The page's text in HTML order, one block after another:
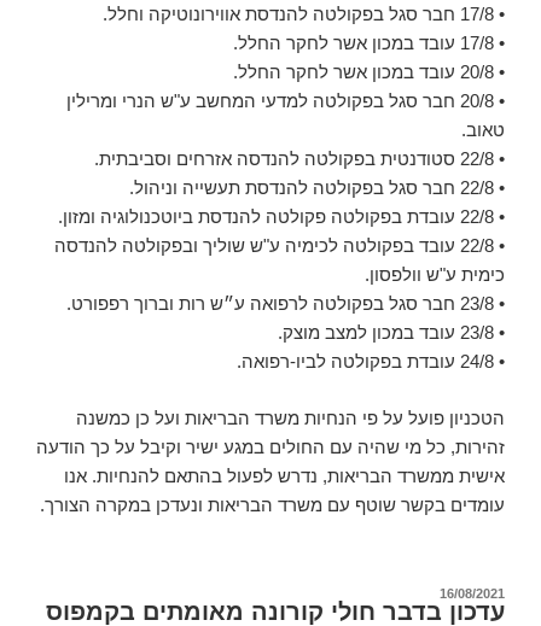
• 17/8 חבר סגל בפקולטה להנדסת אווירונוטיקה וחלל.
• 17/8 עובד במכון אשר לחקר החלל.
• 20/8 עובד במכון אשר לחקר החלל.
• 20/8 חבר סגל בפקולטה למדעי המחשב ע"ש הנרי ומרילין
טאוב.
• 22/8 סטודנטית בפקולטה להנדסה אזרחים וסביבתית.
• 22/8 חבר סגל בפקולטה להנדסת תעשייה וניהול.
• 22/8 עובדת בפקולטה פקולטה להנדסת ביוטכנולוגיה ומזון.
• 22/8 עובד בפקולטה לכימיה ע"ש שוליך ובפקולטה להנדסה
כימית ע"ש וולפסון.
• 23/8 חבר סגל בפקולטה לרפואה ע״ש רות וברוך רפפורט.
• 23/8 עובד במכון למצב מוצק.
• 24/8 עובדת בפקולטה לביו-רפואה.
הטכניון פועל על פי הנחיות משרד הבריאות ועל כן כמשנה
זהירות, כל מי שהיה עם החולים במגע ישיר וקיבל על כך הודעה
אישית ממשרד הבריאות, נדרש לפעול בהתאם להנחיות. אנו
עומדים בקשר שוטף עם משרד הבריאות ונעדכן במקרה הצורך.
פורסם
ב
16/08/2021
עדכון בדבר חולי קורונה מאומתים בקמפוס